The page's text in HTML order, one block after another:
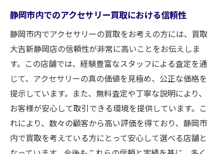
静岡市内でのアクセサリー買取における信頼性
静岡市内でアクセサリーの買取をお考えの方には、買取
大吉新静岡店の信頼性が非常に高いことをお伝えしま
す。この店舗では、経験豊富なスタッフによる査定を通
じて、アクセサリーの真の価値を見極め、公正な価格を
提示しています。また、無料査定や丁寧な説明により、
お客様が安心して取引できる環境を提供しています。こ
れにより、数々の顧客から高い評価を得ており、静岡市
内で買取を考えている方にとって安心して選べる店舗と